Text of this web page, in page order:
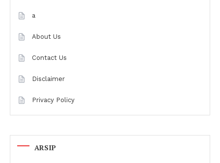
a
About Us
Contact Us
Disclaimer
Privacy Policy
ARSIP